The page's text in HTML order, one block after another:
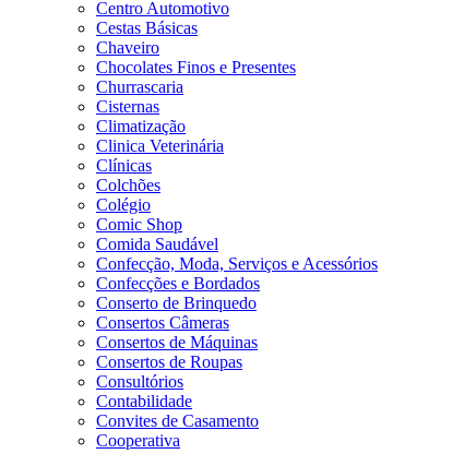
Centro Automotivo
Cestas Básicas
Chaveiro
Chocolates Finos e Presentes
Churrascaria
Cisternas
Climatização
Clinica Veterinária
Clínicas
Colchões
Colégio
Comic Shop
Comida Saudável
Confecção, Moda, Serviços e Acessórios
Confecções e Bordados
Conserto de Brinquedo
Consertos Câmeras
Consertos de Máquinas
Consertos de Roupas
Consultórios
Contabilidade
Convites de Casamento
Cooperativa